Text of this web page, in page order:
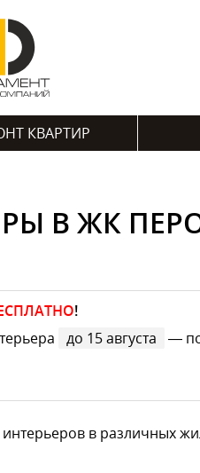
КВАРТИР
В ЖК
!
до 15 августа
—
в различных